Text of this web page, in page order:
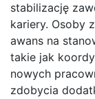
stabilizację
kariery. Osoby
awans na
takie jak
nowych
zdobycia